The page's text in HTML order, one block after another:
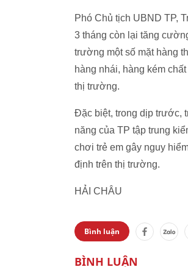
Phó Chủ tịch UBND TP,
3 tháng còn lại tăng
trường một số mặt hàng
hàng nhái, hàng kém
thị trường.
Đặc biệt, trong dịp trước,
năng của TP tập trung
chơi trẻ em gây nguy
định trên thị trường.
HẢI CHÂU
Bình luận